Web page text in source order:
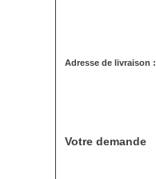
Adresse de livraison :
Votre demande